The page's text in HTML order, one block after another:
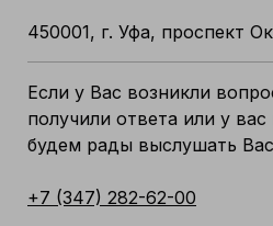
450001, г. Уфа, проспект
Если у Вас возникли
получили ответа или у
будем рады выслушать
+7 (347) 282-62-00